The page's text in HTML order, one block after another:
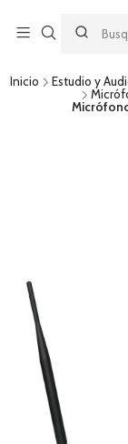
por una compra
acumulable a
Inicio Estudio y